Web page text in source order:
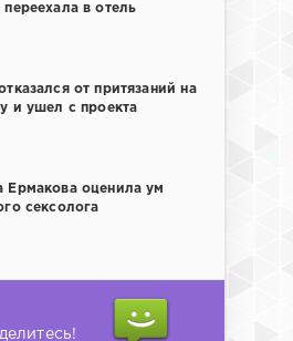
в отель
от притязаний на
и ушел с проекта
Ермакова оценила ум
сексолога